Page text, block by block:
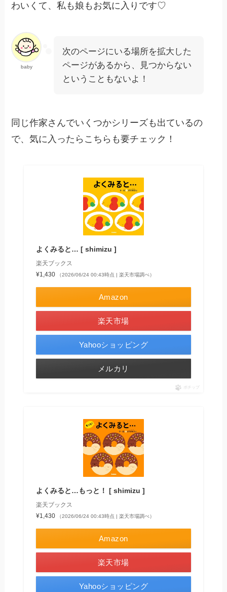
わいくて、私も娘もお気に入りです♡
baby
次のページにいる場所を拡大した
ページがあるから、見つからない
ということもないよ！
同じ作家さんでいくつかシリーズも出ているの
で、気に入ったらこちらも要チェック！
よくみると… [ shimizu ]
楽天ブックス
¥1,430
（2026/06/24 00:43時点 | 楽天市場調べ）
Amazon
楽天市場
Yahooショッピング
メルカリ
ポチップ
よくみると…もっと！ [ shimizu ]
楽天ブックス
¥1,430
（2026/06/24 00:43時点 | 楽天市場調べ）
Amazon
楽天市場
Yahooショッピング